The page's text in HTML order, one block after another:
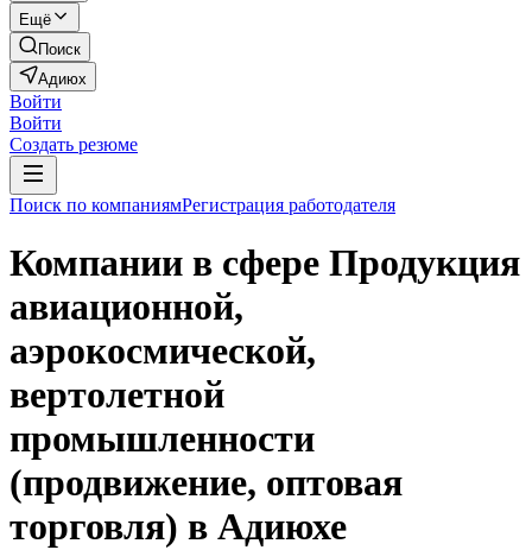
Ещё
Поиск
Адиюх
Войти
Войти
Создать резюме
Поиск по компаниямРегистрация работодателя
Компании в сфере Продукция
авиационной,
аэрокосмической,
вертолетной
промышленности
(продвижение, оптовая
торговля) в Адиюхе